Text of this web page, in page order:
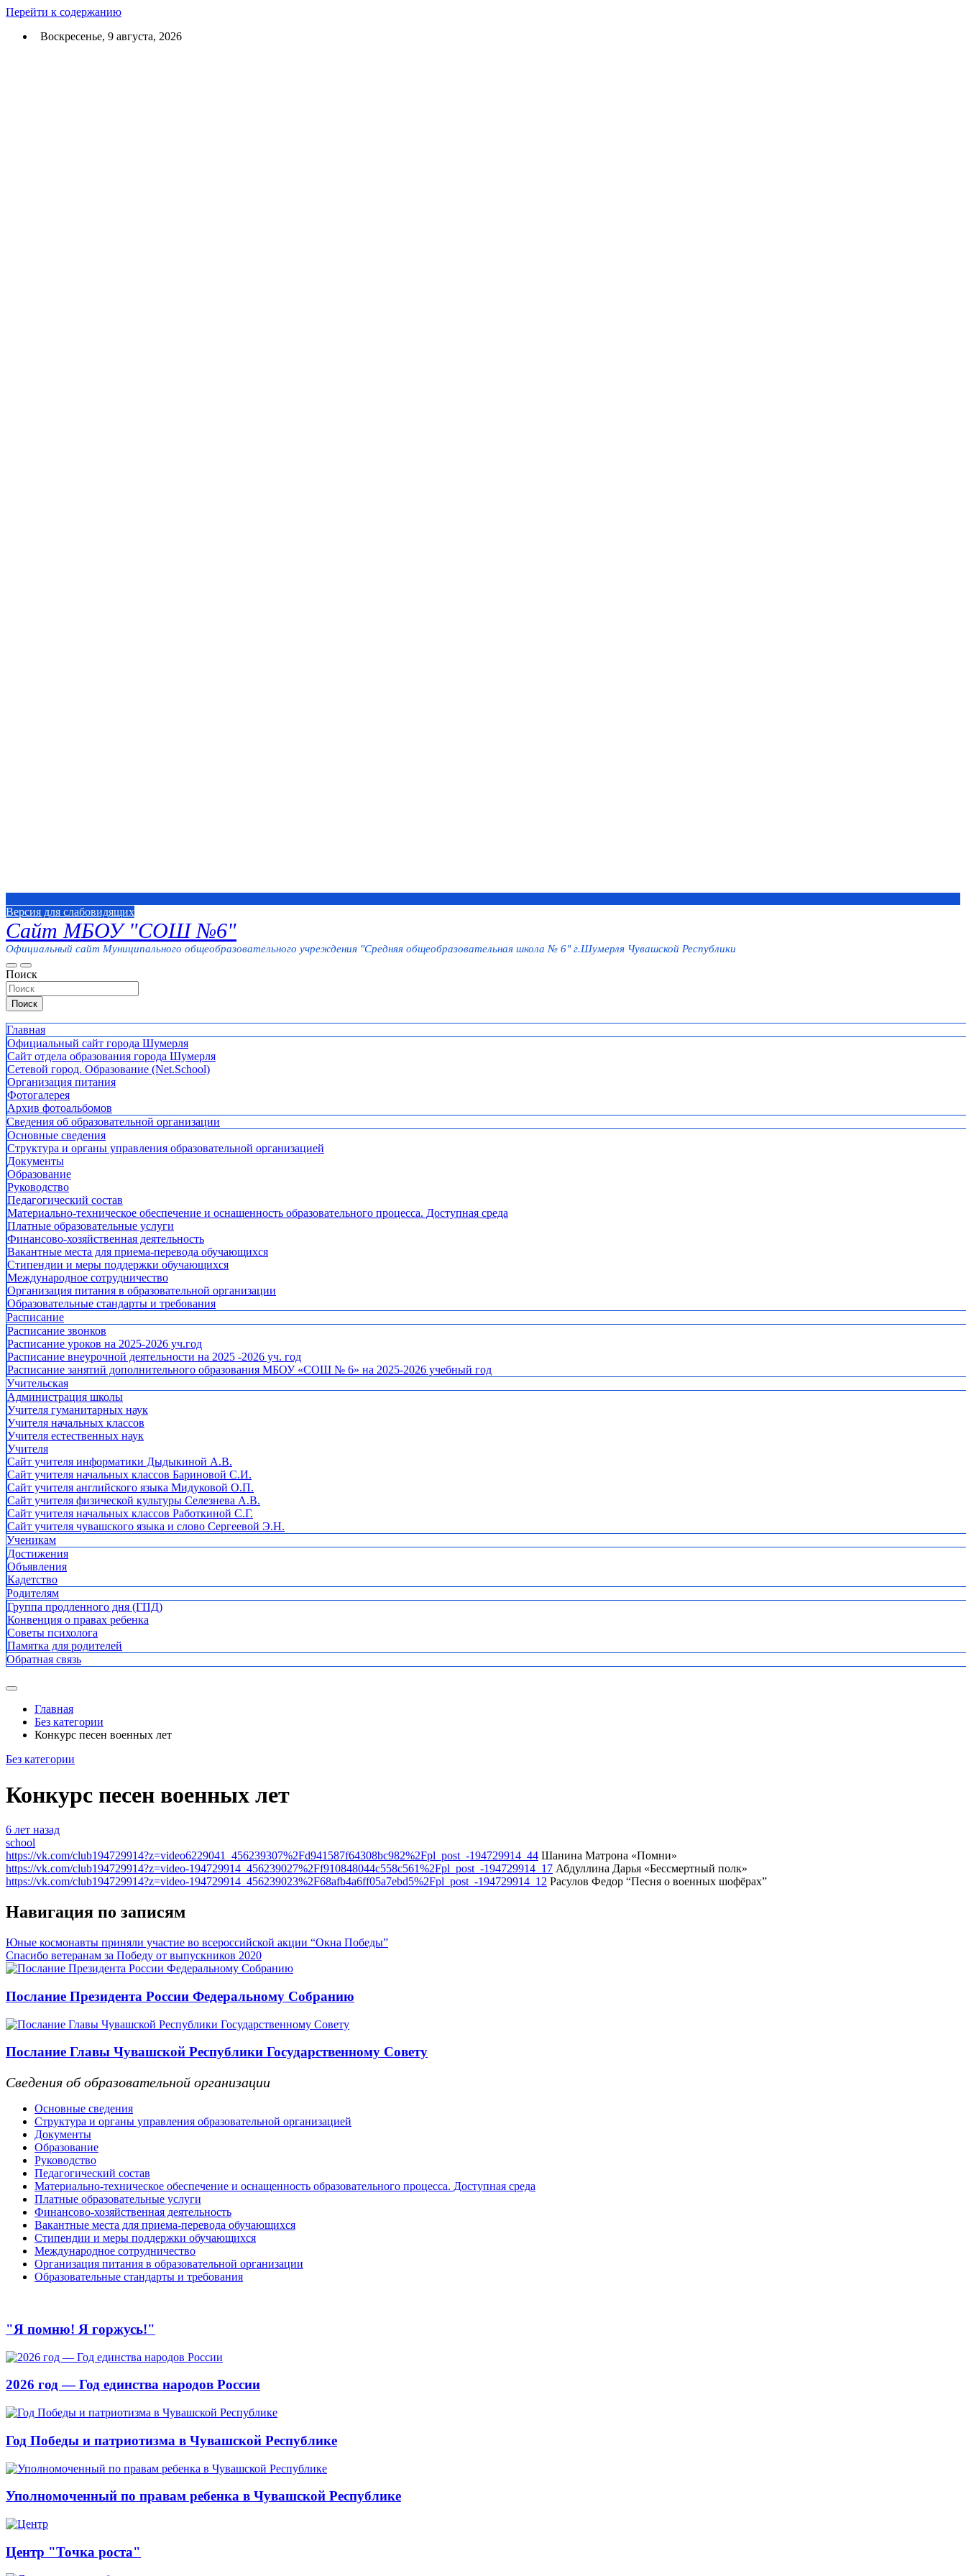
Перейти к содержанию
Воскресенье, 9 августа, 2026
Версия для слабовидящих
Сайт МБОУ "СОШ №6"
Официальный сайт Муниципального общеобразовательного учреждения "Средняя общеобразовательная школа № 6" г.Шумерля Чувашской Республики
Поиск
Поиск
Главная
Официальный сайт города Шумерля
Сайт отдела образования города Шумерля
Сетевой город. Образование (Net.School)
Организация питания
Фотогалерея
Архив фотоальбомов
Сведения об образовательной организации
Основные сведения
Структура и органы управления образовательной организацией
Документы
Образование
Руководство
Педагогический состав
Материально-техническое обеспечение и оснащенность образовательного процесса. Доступная среда
Платные образовательные услуги
Финансово-хозяйственная деятельность
Вакантные места для приема-перевода обучающихся
Стипендии и меры поддержки обучающихся
Международное сотрудничество
Организация питания в образовательной организации
Образовательные стандарты и требования
Расписание
Расписание звонков
Расписание уроков на 2025-2026 уч.год
Расписание внеурочной деятельности на 2025 -2026 уч. год
Расписание занятий дополнительного образования МБОУ «СОШ № 6» на 2025-2026 учебный год
Учительская
Администрация школы
Учителя гуманитарных наук
Учителя начальных классов
Учителя естественных наук
Учителя
Cайт учителя информатики Дыдыкиной А.В.
Сайт учителя начальных классов Бариновой С.И.
Сайт учителя английского языка Мидуковой О.П.
Сайт учителя физической культуры Селезнева А.В.
Сайт учителя начальных классов Работкиной С.Г.
Сайт учителя чувашского языка и слово Сергеевой Э.Н.
Ученикам
Достижения
Объявления
Кадетство
Родителям
Группа продленного дня (ГПД)
Конвенция о правах ребенка
Советы психолога
Памятка для родителей
Обратная связь
Главная
Без категории
Конкурс песен военных лет
Без категории
Конкурс песен военных лет
6 лет назад
school
https://vk.com/club194729914?z=video6229041_456239307%2Fd941587f64308bc982%2Fpl_post_-194729914_44 Шанина Матрона «Помни»
https://vk.com/club194729914?z=video-194729914_456239027%2Ff910848044c558c561%2Fpl_post_-194729914_17 Абдуллина Дарья «Бессмертный полк»
https://vk.com/club194729914?z=video-194729914_456239023%2F68afb4a6ff05a7ebd5%2Fpl_post_-194729914_12 Расулов Федор “Песня о военных шофёрах”
Навигация по записям
Юные космонавты приняли участие во всероссийской акции “Окна Победы”
Спасибо ветеранам за Победу от выпускников 2020
Послание Президента России Федеральному Собранию
Послание Главы Чувашской Республики Государственному Совету
Сведения об образовательной организации
Основные сведения
Структура и органы управления образовательной организацией
Документы
Образование
Руководство
Педагогический состав
Материально-техническое обеспечение и оснащенность образовательного процесса. Доступная среда
Платные образовательные услуги
Финансово-хозяйственная деятельность
Вакантные места для приема-перевода обучающихся
Стипендии и меры поддержки обучающихся
Международное сотрудничество
Организация питания в образовательной организации
Образовательные стандарты и требования
"Я помню! Я горжусь!"
2026 год — Год единства народов России
Год Победы и патриотизма в Чувашской Республике
Уполномоченный по правам ребенка в Чувашской Республике
Центр "Точка роста"